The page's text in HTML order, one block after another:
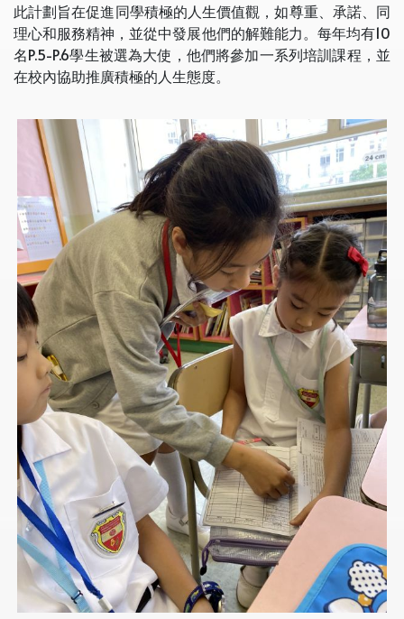
此計劃旨在促進同學積極的人生價值觀，如尊重、承諾、同
理心和服務精神，並從中發展他們的解難能力。每年均有10
名P.5-P.6學生被選為大使，他們將參加一系列培訓課程，並
在校內協助​​推廣積極的人生態度。